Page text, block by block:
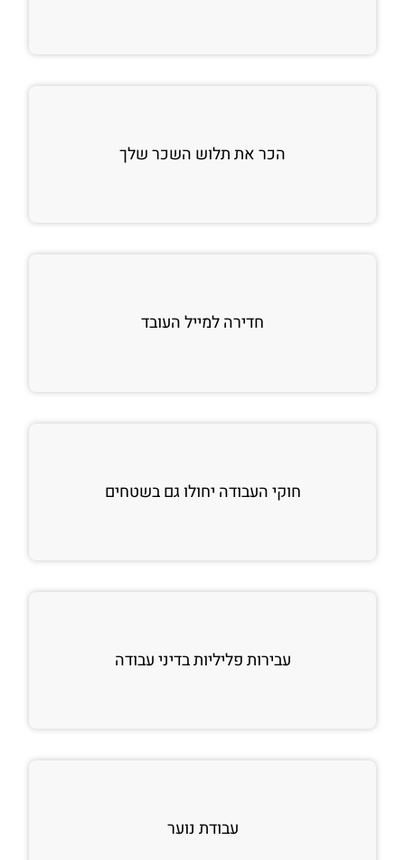
הכר את תלוש השכר שלך
חדירה למייל העובד
חוקי העבודה יחולו גם בשטחים
עבירות פליליות בדיני עבודה
עבודת נוער